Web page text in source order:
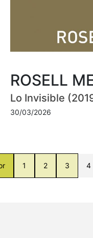
ROSELL
Lo Invisible
30/03/2026
1 2 3 4